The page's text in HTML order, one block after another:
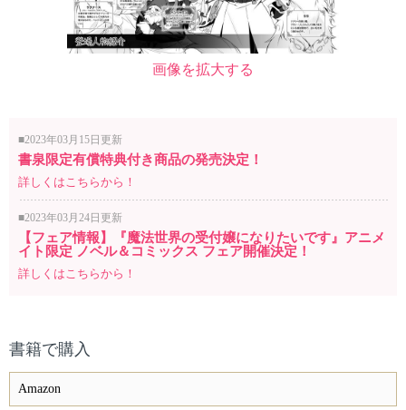
画像を拡大する
■2023年03月15日更新
書泉限定有償特典付き商品の発売決定！
詳しくはこちらから！
■2023年03月24日更新
【フェア情報】『魔法世界の受付嬢になりたいです』アニメ
イト限定 ノベル＆コミックス フェア開催決定！
詳しくはこちらから！
書籍で購入
Amazon